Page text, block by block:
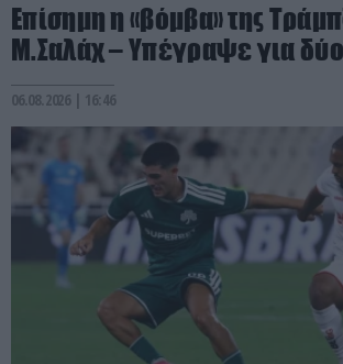
Επίσημη η «βόμβα» της
Μ.Σαλάχ – Υπέγραψε για
06.08.2026 | 16:46